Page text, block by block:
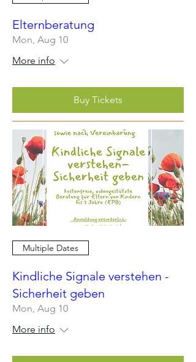
Elternberatung
Mon, Aug 10
More info
Buy Tickets
Multiple Dates
Kindliche Signale verstehen -
Sicherheit geben
Mon, Aug 10
More info